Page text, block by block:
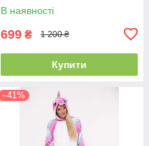
В наявності
699 ₴ 1 200 ₴
Купити
–41%